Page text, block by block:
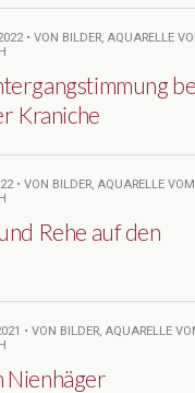
• VON BILDER, AQUARELLE
Kraniche
• VON BILDER, AQUARELLE
Rehe auf den
• VON BILDER, AQUARELLE
Nienhäger